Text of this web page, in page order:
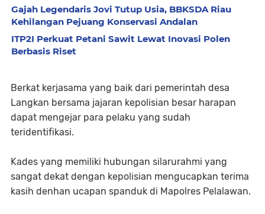
Gajah Legendaris Jovi Tutup Usia, BBKSDA Riau
Kehilangan Pejuang Konservasi Andalan
ITP2I Perkuat Petani Sawit Lewat Inovasi Polen
Berbasis Riset
Berkat kerjasama yang baik dari pemerintah desa
Langkan bersama jajaran kepolisian besar harapan
dapat mengejar para pelaku yang sudah
teridentifikasi.
Kades yang memiliki hubungan silarurahmi yang
sangat dekat dengan kepolisian mengucapkan terima
kasih denhan ucapan spanduk di Mapolres Pelalawan.